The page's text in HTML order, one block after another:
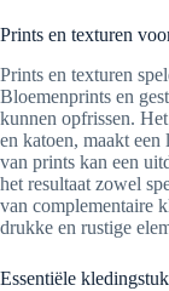
Prints en texturen
Prints en texturen
Bloemenprints en
kunnen opfrissen.
en katoen, maakt
van prints kan een
het resultaat zowel
van complementaire
drukke en rustige
Essentiële